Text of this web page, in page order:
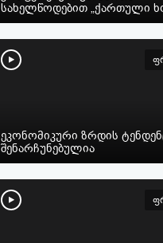
სახელწოდებით „ქართული
ეკონომიკური ზრდის
შენარჩუნებულია